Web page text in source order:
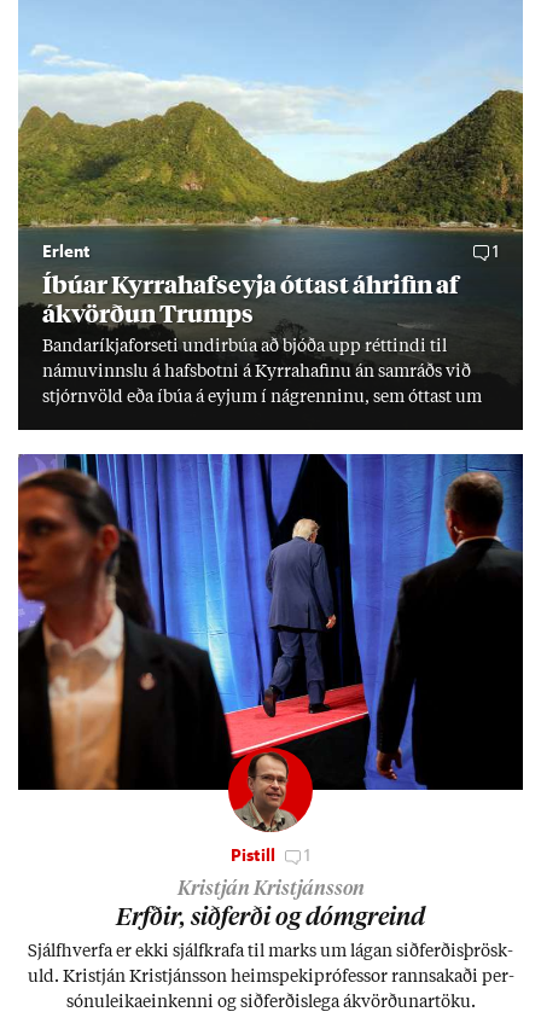
Erlent 1
Íbú­ar Kyrra­hafs­eyja ótt­ast áhrif­in af
ákvörð­un Trumps
Banda­ríkja­for­seti und­ir­búa að bjóða upp rétt­indi til
námu­vinnslu á hafs­botni á Kyrra­haf­inu án sam­ráðs við
stjórn­völd eða íbúa á eyj­um í ná­grenn­inu, sem ótt­ast um
Pistill 1
Kristján Kristjánsson
Erfð­ir, sið­ferði og dómgreind
Sjálf­hverfa er ekki sjálf­krafa til marks um lág­an sið­ferð­is­þrösk­
uld. Kristján Kristjáns­son heim­speki­pró­fess­or rann­sak­aði per­
sónu­leika­ein­kenni og sið­ferð­is­lega ákvörð­un­ar­töku.